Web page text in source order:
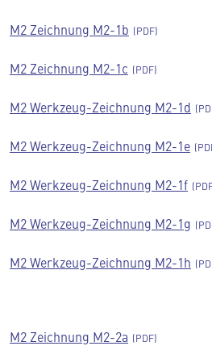
M2 Zeichnung M2-1b
M2 Zeichnung M2-1c
M2 Werkzeug-Zeichnung M2-1d
M2 Werkzeug-Zeichnung M2-1e
M2 Werkzeug-Zeichnung M2-1f
M2 Werkzeug-Zeichnung M2-1g
M2 Werkzeug-Zeichnung M2-1h
M2 Zeichnung M2-2a